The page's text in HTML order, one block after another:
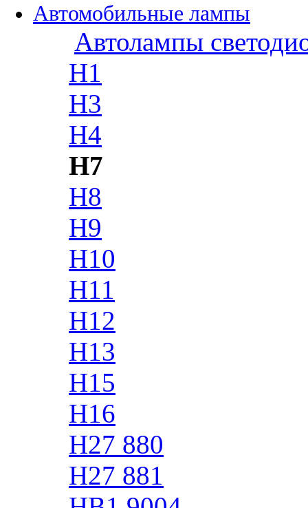
Автомобильные лампы
Автолампы
H1
H3
H4
H7
H8
H9
H10
H11
H12
H13
H15
H16
H27 880
H27 881